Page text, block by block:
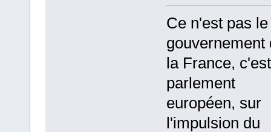
Ce n'est pas le
gouvernement
la France,
parlement
européen, sur
l'impulsion du